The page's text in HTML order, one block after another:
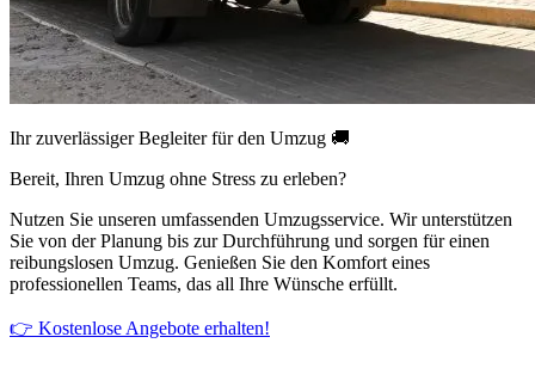
Ihr zuverlässiger Begleiter für den Umzug 🚚
Bereit, Ihren Umzug ohne Stress zu erleben?
Nutzen Sie unseren umfassenden Umzugsservice. Wir unterstützen
Sie von der Planung bis zur Durchführung und sorgen für einen
reibungslosen Umzug. Genießen Sie den Komfort eines
professionellen Teams, das all Ihre Wünsche erfüllt.
👉 Kostenlose Angebote erhalten!